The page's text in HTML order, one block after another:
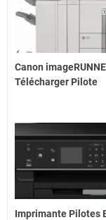
Canon
Télécharger Pilote
Imprimante Pilotes